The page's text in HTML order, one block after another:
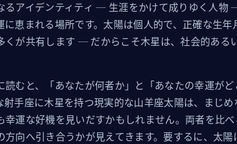
るアイデンティティ ─ 生涯をかけて成りゆく人物
に恵まれる場所です。太陽は個人的で、正確な生
くが共有します ─ だからこそ木星は、社会的ある
読むと、「あなたが何者か」と「あなたの幸運が
手座に木星を持つ現実的な山羊座太陽は、まじ
幸運な好機を見いだすかもしれません。両者を比
方向へ引き合うかが見えてきます。要するに、太